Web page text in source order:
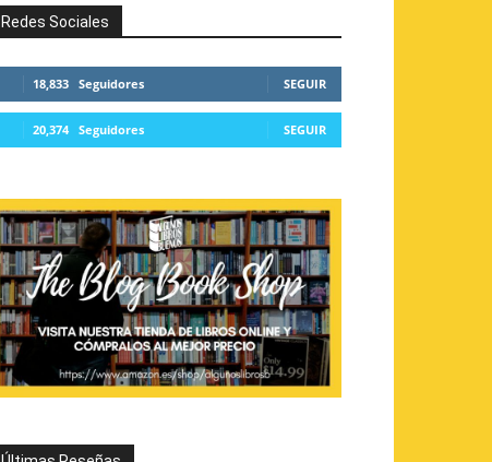
Redes Sociales
18,833 Seguidores SEGUIR
20,374 Seguidores SEGUIR